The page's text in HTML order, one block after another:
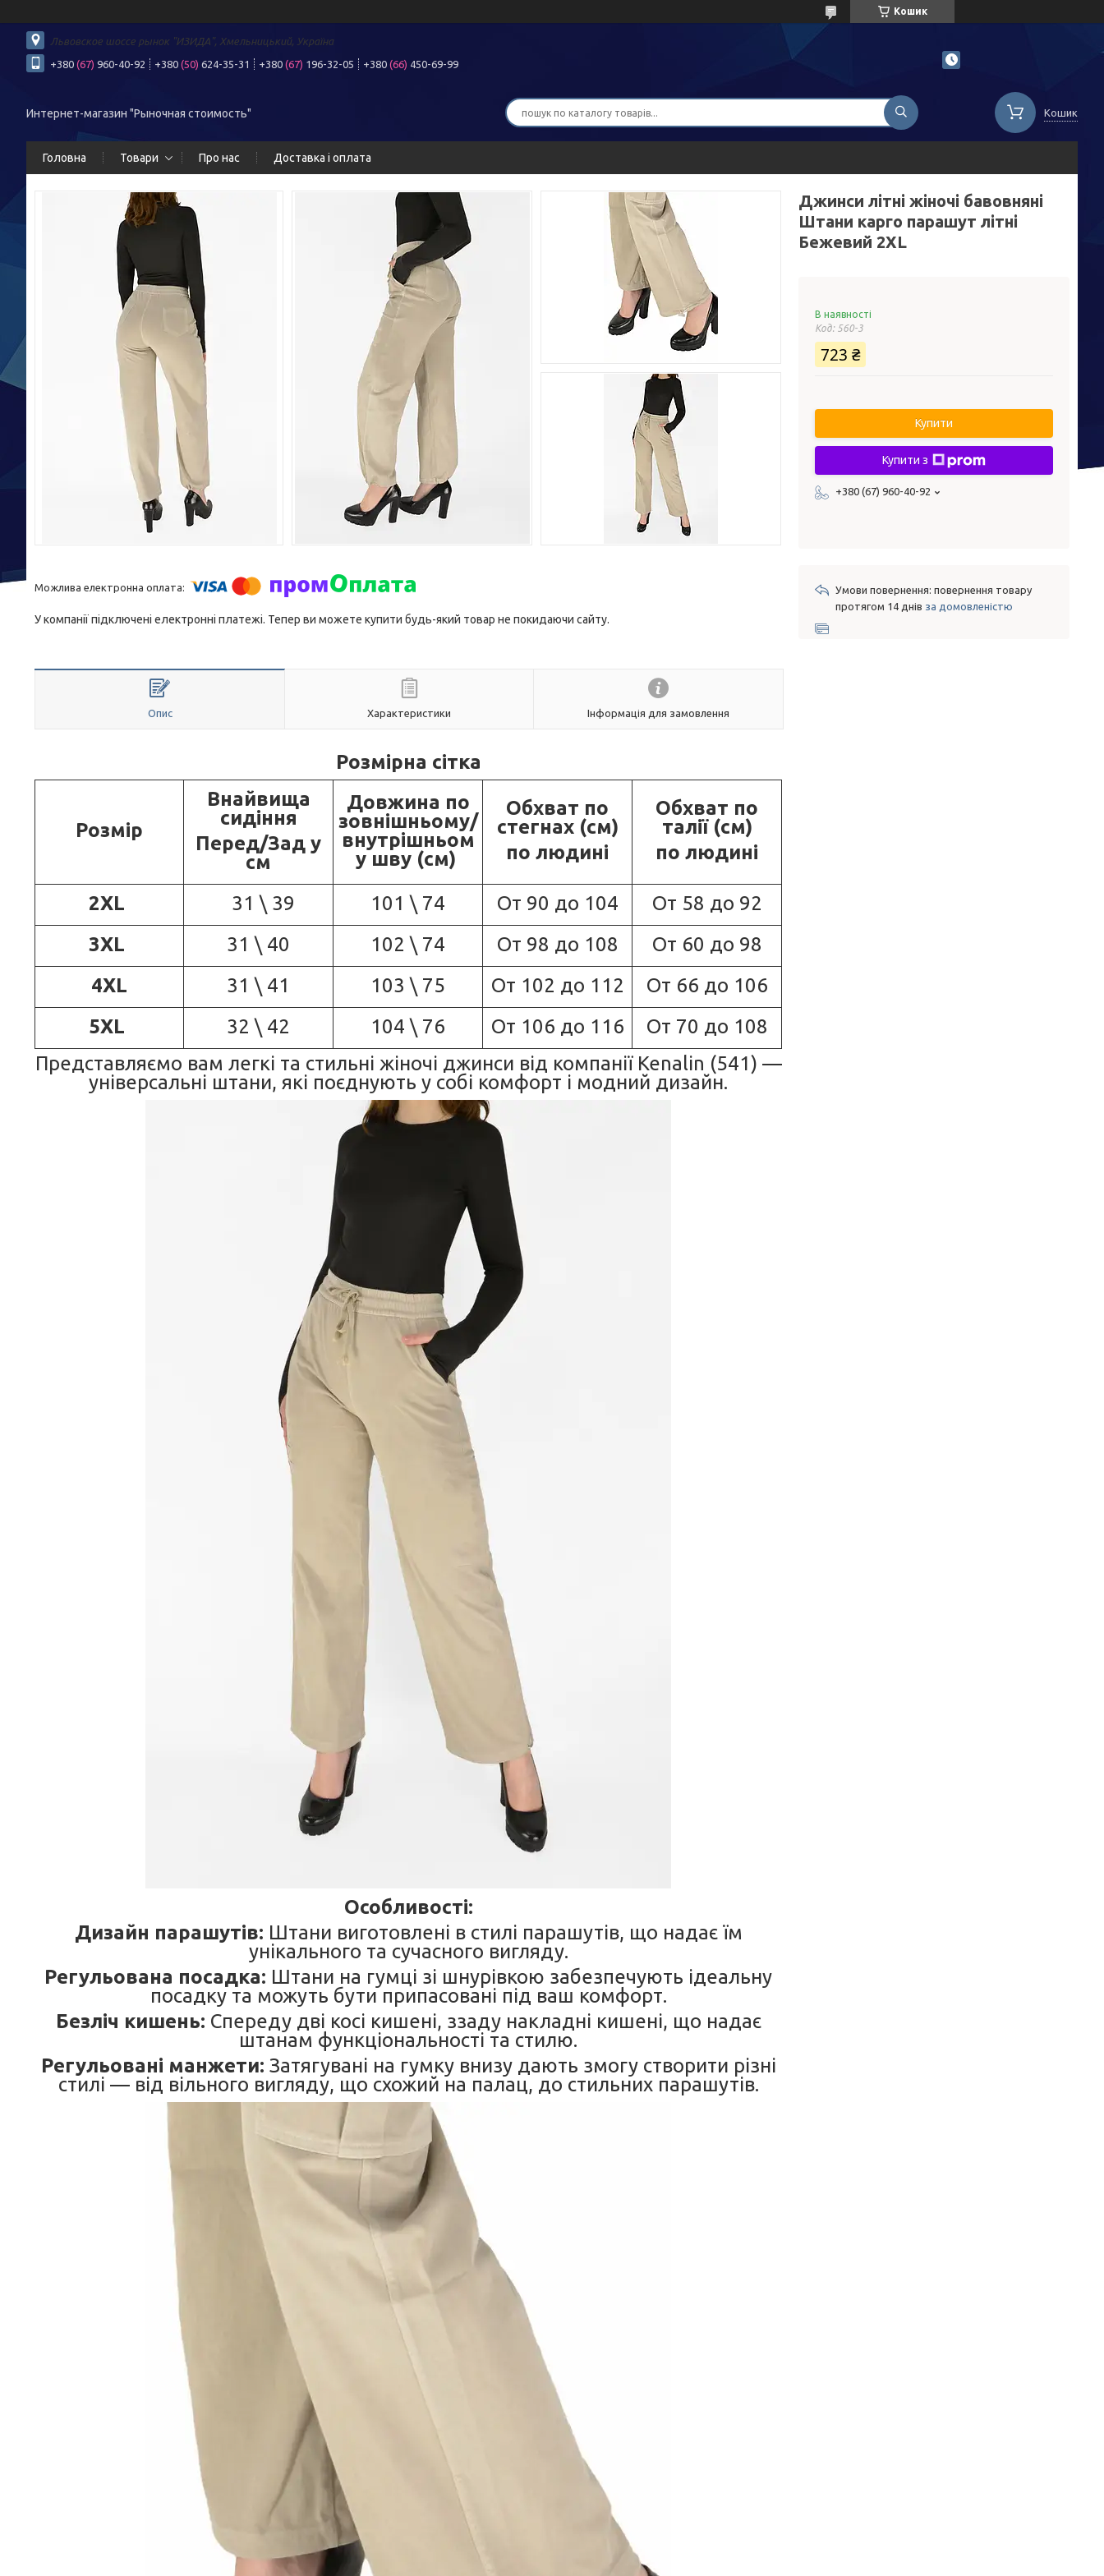
Кошик
Львовское шоссе рынок "ИЗИДА", Хмельницький, Україна
+380 (67) 960-40-92 +380 (50) 624-35-31 +380 (67) 196-32-05 +380 (66) 450-69-99
Интернет-магазин "Рыночная стоимость" Кошик
Головна Товари Про нас Доставка і оплата
У компанії підключені електронні платежі. Тепер ви можете купити будь-який товар не покидаючи сайту.
Опис Характеристики Інформація для замовлення
Розмірна сітка
Розмір
Внайвища
сидіння
Перед/Зад у
см
Довжина по
зовнішньому/
внутрішньом
у шву (см)
Обхват по
стегнах (см)
по людині
Обхват по
талії (см)
по людині
2XL 31 \ 39 101 \ 74 От 90 до 104
От 58 до 92
3XL
31 \ 40 102 \ 74 От 98 до 108
От 60 до 98
4XL
31 \ 41 103 \ 75 От 102 до 112
От 66 до 106
5XL
32 \ 42 104 \ 76 От 106 до 116
От 70 до 108
Представляємо вам легкі та стильні жіночі джинси від компанії Kenalin (541) —
універсальні штани, які поєднують у собі комфорт і модний дизайн.
Особливості:
Дизайн парашутів: Штани виготовлені в стилі парашутів, що надає їм
унікального та сучасного вигляду.
Регульована посадка: Штани на гумці зі шнурівкою забезпечують ідеальну
посадку та можуть бути припасовані під ваш комфорт.
Безліч кишень: Спереду дві косі кишені, ззаду накладні кишені, що надає
штанам функціональності та стилю.
Регульовані манжети: Затягувані на гумку внизу дають змогу створити різні
стилі — від вільного вигляду, що схожий на палац, до стильних парашутів.
Джинси літні жіночі бавовняні
Штани карго парашут літні
Бежевий 2XL
В наявності
Код: 560-3
723 ₴
Купити
Купити з
+380 (67) 960-40-92
повернення товару
протягом 14 днів за домовленістю